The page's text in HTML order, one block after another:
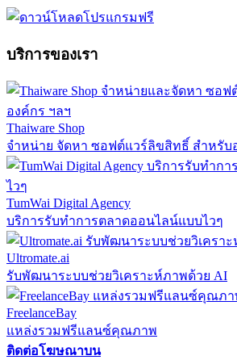
บริการของเรา
Thaiware Shop
จำหน่าย จัดหา ซอฟต์แวร์ลิขสิทธิ์ สำหรับ
TumWai Digital Agency
บริการรับทำการตลาดออนไลน์แบบไวๆ
Ultromate.ai
รับพัฒนาระบบช่วยวิเคราะห์ภาพด้วย AI
FreelanceBay
แหล่งรวมฟรีแลนซ์คุณภาพ
ติดต่อโฆษณาบน